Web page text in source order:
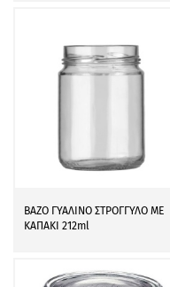
ΒΑΖΟ ΓΥΑΛΙΝΟ ΣΤΡΟΓΓΥΛΟ ΜΕ
ΚΑΠΑΚΙ 212ml